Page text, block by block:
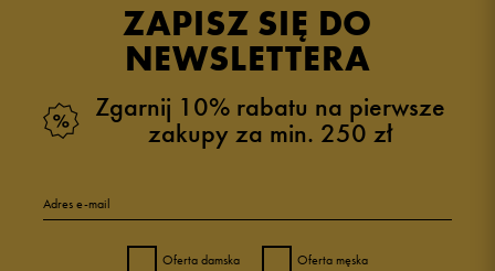
ZAPISZ SIĘ DO
NEWSLETTERA
Zgarnij 10% rabatu na pierwsze
zakupy za min. 250 zł
Adres e-mail
Oferta damska Oferta męska